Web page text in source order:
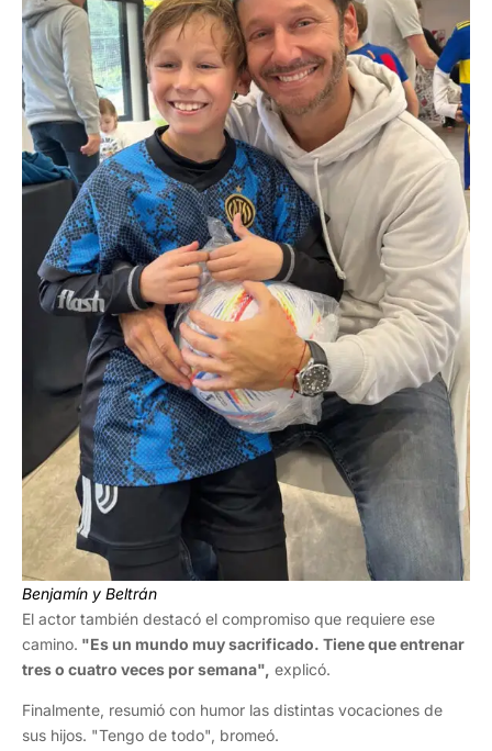
Benjamín y Beltrán
El actor también destacó el compromiso que requiere ese
camino. "Es un mundo muy sacrificado. Tiene que entrenar
tres o cuatro veces por semana", explicó.
Finalmente, resumió con humor las distintas vocaciones de
sus hijos. "Tengo de todo", bromeó.